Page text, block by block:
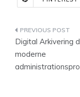
Digital Arkivering
moderne